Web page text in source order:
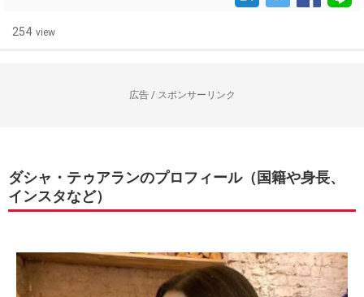
254 view
広告 / スポンサーリンク
ダシャ・テゥアランのプロフィール（国籍や身長、
インスタなど）